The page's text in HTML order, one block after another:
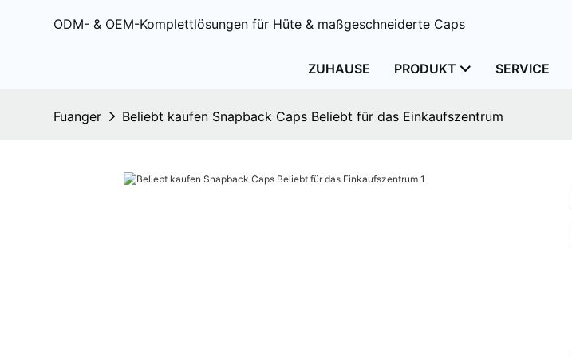
ODM- & OEM-Komplettlösungen für Hüte & maßgeschneiderte Caps
ZUHAUSE PRODUKT SERVICE
Fuanger Beliebt kaufen Snapback Caps Beliebt für das Einkaufszentrum